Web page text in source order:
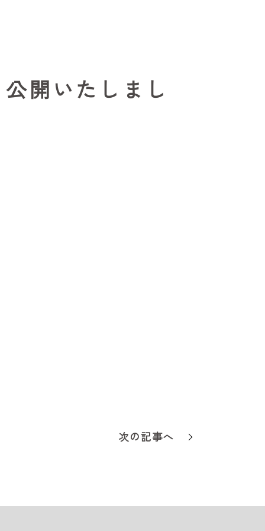
開いたしまし
次の記事へ